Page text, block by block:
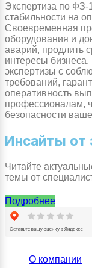
Экспертиза по ФЗ-
стабильности на
Своевременная
оборудования и
аварий, продлить
интересы
экспертизы с
требований,
оперативность
профессионалам,
безопасности
Инсайты от
Читайте
темы от
Подробнее
О компании